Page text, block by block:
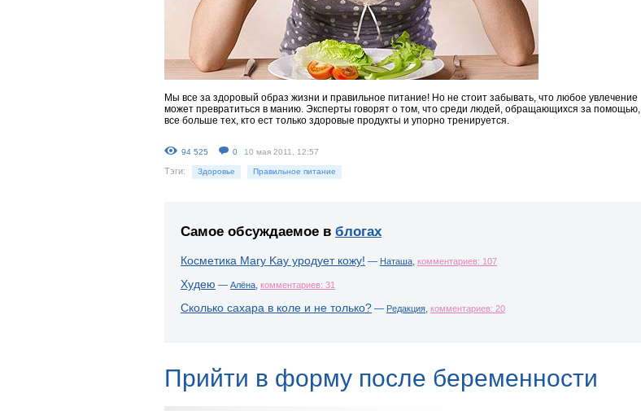
Мы все за здоровый образ жизни и правильное питание! Но не стоит забывать, что любое увлечение
может превратиться в манию. Эксперты говорят о том, что среди людей, обращающихся за помощью,
все больше тех, кто ест только здоровые продукты и упорно тренируется.
94 525 0 10 мая 2011, 12:57
Тэги: Здоровье Правильное питание
Самое обсуждаемое в блогах
Косметика Mary Kay уродует кожу! — Наташа комментариев: 107
Худею — Алёна комментариев: 31
Сколько сахара в коле и не только? — Редакция комментариев: 20
Прийти в форму после беременности